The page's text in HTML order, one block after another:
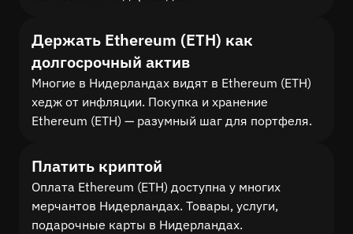
Держать Ethereum (ETH) как
долгосрочный актив
Многие в Нидерландах видят в Ethereum (ETH)
хедж от инфляции. Покупка и хранение
Ethereum (ETH) — разумный шаг для портфеля.
Платить криптой
Оплата Ethereum (ETH) доступна у многих
мерчантов Нидерландах. Товары, услуги,
подарочные карты в Нидерландах.